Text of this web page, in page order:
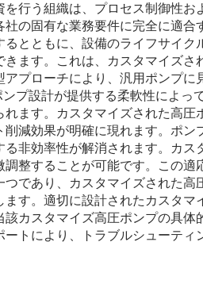
行う組織は、プロセス制御性
の固有な業務要件に完全に適
とともに、設備のライフサイ
ます。これは、カスタマイズ
プローチにより、汎用ポンプ
プ設計が提供する柔軟性によっ
ます。カスタマイズされた高
減効果が明確に現れます。ポ
非効率性が解消されます。カ
整することが可能です。この
であり、カスタマイズされた
す。適切に設計されたカスタ
カスタマイズ高圧ポンプの具
トにより、トラブルシューテ